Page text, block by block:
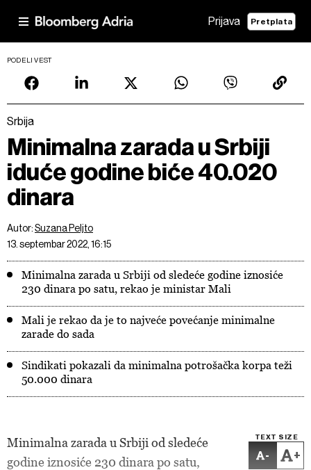
Prijava Pretplata
PODELI VEST
Srbija
Minimalna zarada u Srbiji
iduće godine biće 40.020
dinara
Autor:Suzana Peljto
13. septembar 2022, 16:15
Minimalna zarada u Srbiji od sledeće godine iznosiće
230 dinara po satu, rekao je ministar Mali
Mali je rekao da je to najveće povećanje minimalne
zarade do sada
Sindikati pokazali da minimalna potrošačka korpa teži
50.000 dinara
TEXT SIZE
- +
Minimalna zarada u Srbiji od sledeće
godine iznosiće 230 dinara po satu,